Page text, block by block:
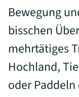
Bewegung
bisschen
mehrtätiges
Hochland,
oder